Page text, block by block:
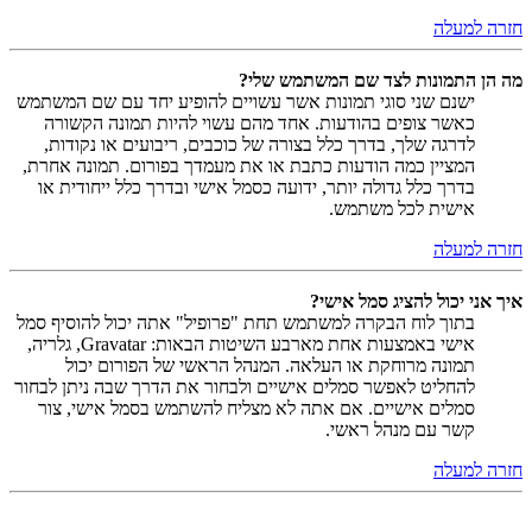
חזרה למעלה
מה הן התמונות לצד שם המשתמש שלי?
ישנם שני סוגי תמונות אשר עשויים להופיע יחד עם שם המשתמש
כאשר צופים בהודעות. אחד מהם עשוי להיות תמונה הקשורה
לדרגה שלך, בדרך כלל בצורה של כוכבים, ריבועים או נקודות,
המציין כמה הודעות כתבת או את מעמדך בפורום. תמונה אחרת,
בדרך כלל גדולה יותר, ידועה כסמל אישי ובדרך כלל ייחודית או
אישית לכל משתמש.
חזרה למעלה
איך אני יכול להציג סמל אישי?
בתוך לוח הבקרה למשתמש תחת "פרופיל" אתה יכול להוסיף סמל
אישי באמצעות אחת מארבע השיטות הבאות: Gravatar, גלריה,
תמונה מרוחקת או העלאה. המנהל הראשי של הפורום יכול
להחליט לאפשר סמלים אישיים ולבחור את הדרך שבה ניתן לבחור
סמלים אישיים. אם אתה לא מצליח להשתמש בסמל אישי, צור
קשר עם מנהל ראשי.
חזרה למעלה